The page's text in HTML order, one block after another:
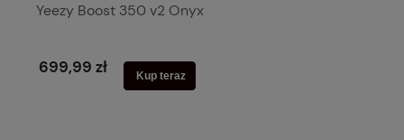
Yeezy Boost 350 v2 Onyx
699,99 zł Kup teraz